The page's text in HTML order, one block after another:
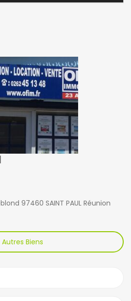
97460 SAINT PAUL Réunion
Autres Biens